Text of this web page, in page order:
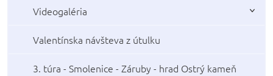
Videogaléria
Valentínska návšteva z útulku
3. túra - Smolenice - Záruby - hrad Ostrý kameň